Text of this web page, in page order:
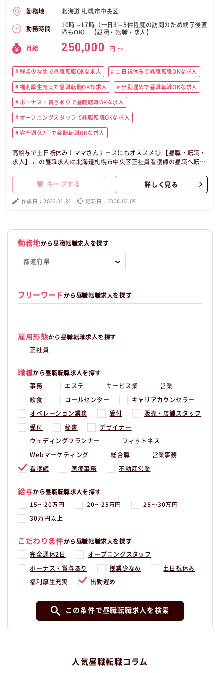
勤務地 北海道 札幌市中央区
勤務時間
10時～17時（一日3～5件程度の訪問のため終了後直
帰もOK） 【昼職・転職・求人】
月給 250,000 円 〜
残業少なめで昼職転職OKな求人 土日祝休みで昼職転職OKな求人
福利厚生充実で昼職転職OKな求人 出勤遅めで昼職転職OKな求人
ボーナス・賞与ありで昼職転職OKな求人
オープニングスタッフで昼職転職OKな求人
完全週休2日で昼職転職OKな求人
高給与で土日祝休み！ママさんナースにもオススメ◎ 【昼職・転職・
求人】 この昼職求人は北海道札幌市中央区正社員看護師の昼職へ転職
キープする 詳しく見る
作成日：2023.01.31 更新日：2026.02.05
勤務地から昼職転職求人を探す
フリーワードから昼職転職求人を探す
雇用形態から昼職転職求人を探す
正社員
職種から昼職転職求人を探す
事務 エステ サービス業 営業
飲食 コールセンター キャリアカウンセラー
オペレーション業務 受付 販売・店舗スタッフ
受付 秘書 デザイナー
ウェディングプランナー フィットネス
Webマーケティング 総合職 営業事務
看護師 医療事務 不動産営業
給与から昼職転職求人を探す
15〜20万円 20〜25万円 25〜30万円
30万円以上
こだわり条件から昼職転職求人を探す
完全週休2日 オープニングスタッフ
ボーナス・賞与あり 残業少なめ 土日祝休み
福利厚生充実 出勤遅め
この条件で昼職転職求人を検索
人気昼職転職コラム